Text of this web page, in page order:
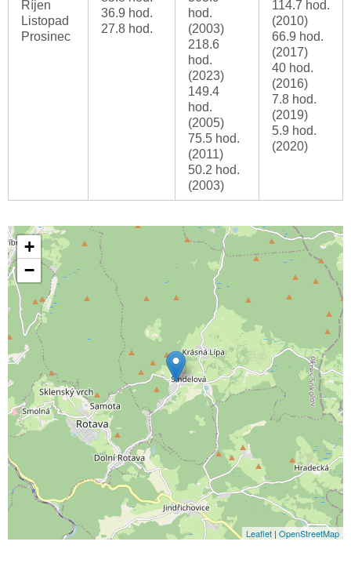
Říjen
Listopad
Prosinec
36.9 hod.
27.8 hod.
hod.
(2003)
218.6
hod.
(2023)
149.4
hod.
(2005)
75.5 hod.
(2011)
50.2 hod.
(2003)
114.7 hod.
(2010)
66.9 hod.
(2017)
40 hod.
(2016)
7.8 hod.
(2019)
5.9 hod.
(2020)
+
−
Leaflet | OpenStreetMap